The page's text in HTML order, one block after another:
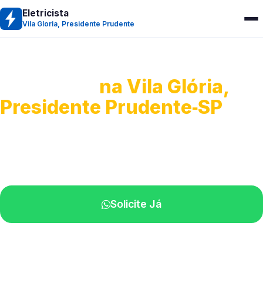
Eletricista
Vila Gloria, Presidente Prudente
na Vila Glória,
Presidente Prudente‑SP
Solicite Já